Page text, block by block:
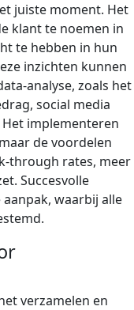
juiste moment. Het
klant te noemen in
te hebben in hun
inzichten kunnen
analyse, zoals het
social media
implementeren
de voordelen
through rates, meer
Succesvolle
waarbij alle
verzamelen en